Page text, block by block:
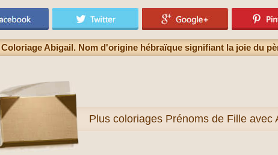
Coloriage Abigail. Nom d'origine hébraïque signifiant la joie du
Plus coloriages Prénoms de Fille avec